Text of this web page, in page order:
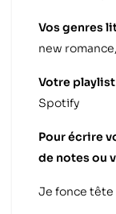
Vos genres
new
Votre
Spotify
Pour écrire
de notes ou
Je fonce tête